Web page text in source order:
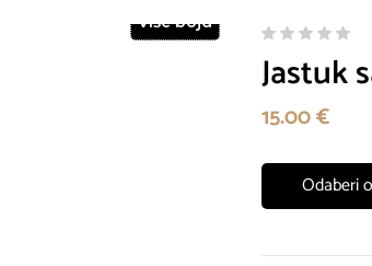
Više boja
Jastuk
15.00€
Odaberi